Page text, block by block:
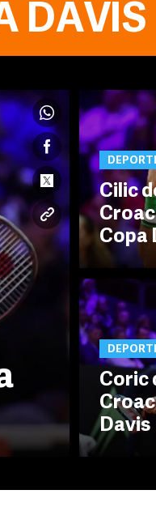
DAVIS
Cilic
Copa
Coric
Davis